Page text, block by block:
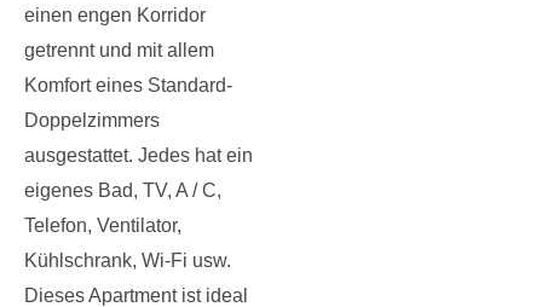
einen engen Korridor
getrennt und mit allem
Komfort eines Standard-
Doppelzimmers
ausgestattet. Jedes hat ein
eigenes Bad, TV, A / C,
Telefon, Ventilator,
Kühlschrank, Wi-Fi usw.
Dieses Apartment ist ideal